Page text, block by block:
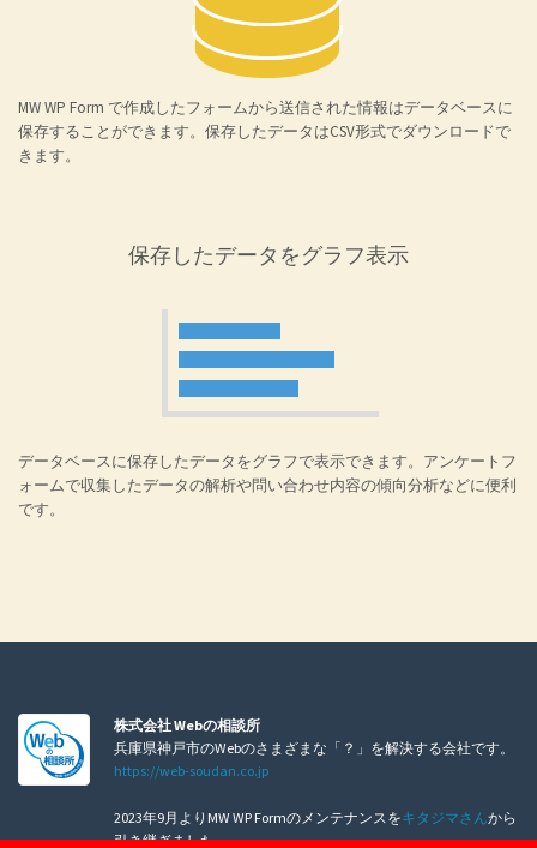
MW WP Form で作成したフォームから送信された情報はデータベースに
保存することができます。保存したデータはCSV形式でダウンロードで
きます。
保存したデータをグラフ表示
データベースに保存したデータをグラフで表示できます。アンケートフ
ォームで収集したデータの解析や問い合わせ内容の傾向分析などに便利
です。
株式会社 Webの相談所
兵庫県神戸市のWebのさまざまな「？」を解決する会社です。
https://web-soudan.co.jp
2023年9月よりMW WP Formのメンテナンスをキタジマさんから
引き継ぎました。